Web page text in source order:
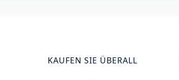
KAUFEN SIE ÜBERALL